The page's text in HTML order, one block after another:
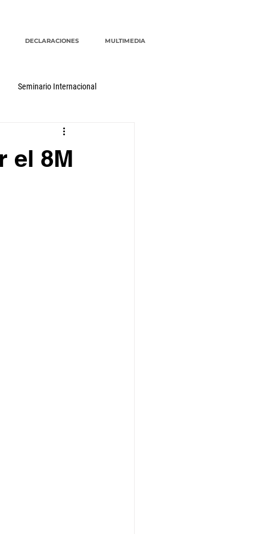
DECLARACIONES MULTIMEDIA
Seminario Internacional
el 8M